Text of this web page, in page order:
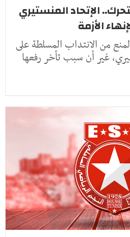
الإتحاد المنستيري
الأزمة
من الانتداب المسلطة على
غير أن سبب تأخر رفعها